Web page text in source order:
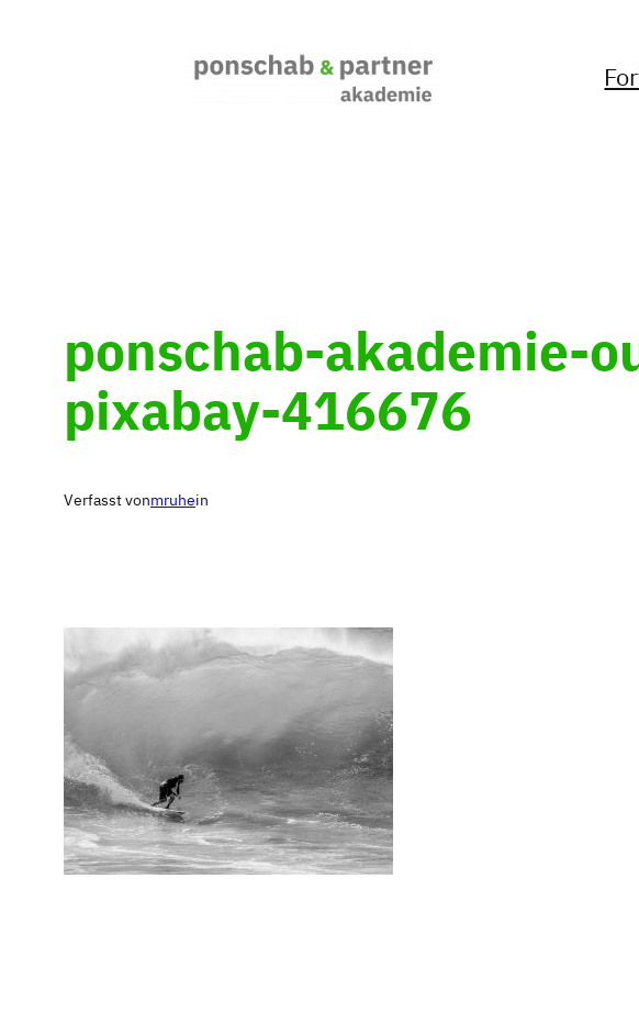
ponschab-akademie-
pixabay-416676
Verfasst vonmruhein